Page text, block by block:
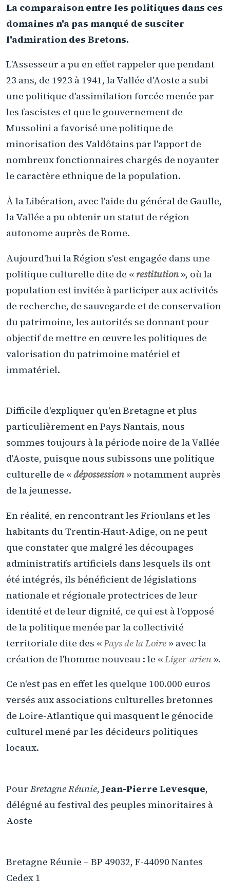
La comparaison entre les politiques dans ces
domaines n'a pas manqué de susciter
l'admiration des Bretons.
L’Assesseur a pu en effet rappeler que pendant
23 ans, de 1923 à 1941, la Vallée d'Aoste a subi
une politique d'assimilation forcée menée par
les fascistes et que le gouvernement de
Mussolini a favorisé une politique de
minorisation des Valdôtains par l'apport de
nombreux fonctionnaires chargés de noyauter
le caractère ethnique de la population.
À la Libération, avec l'aide du général de Gaulle,
la Vallée a pu obtenir un statut de région
autonome auprès de Rome.
Aujourd'hui la Région s'est engagée dans une
politique culturelle dite de « restitution», où la
population est invitée à participer aux activités
de recherche, de sauvegarde et de conservation
du patrimoine, les autorités se donnant pour
objectif de mettre en œuvre les politiques de
valorisation du patrimoine matériel et
immatériel.
Difficile d'expliquer qu'en Bretagne et plus
particulièrement en Pays Nantais, nous
sommes toujours à la période noire de la Vallée
d'Aoste, puisque nous subissons une politique
culturelle de «dépossession» notamment auprès
de la jeunesse.
En réalité, en rencontrant les Frioulans et les
habitants du Trentin-Haut-Adige, on ne peut
que constater que malgré les découpages
administratifs artificiels dans lesquels ils ont
été intégrés, ils bénéficient de législations
nationale et régionale protectrices de leur
identité et de leur dignité, ce qui est à l'opposé
de la politique menée par la collectivité
territoriale dite des «Pays de la Loire » avec la
création de l'homme nouveau : le «Liger-arien ».
Ce n'est pas en effet les quelque 100.000 euros
versés aux associations culturelles bretonnes
de Loire-Atlantique qui masquent le génocide
culturel mené par les décideurs politiques
locaux.
Pour Bretagne Réunie, Jean-Pierre Levesque,
délégué au festival des peuples minoritaires à
Aoste
Bretagne Réunie – BP 49032, F-44090 Nantes
Cedex 1